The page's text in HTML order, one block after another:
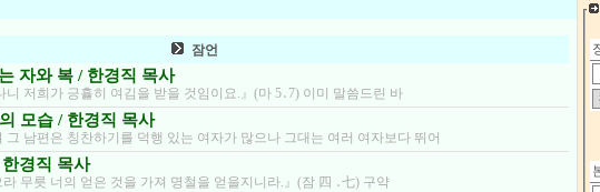
잠언
자와 복 / 한경직 목사
니 저희가 긍휼히 여김을 받을 것임이요.』(마 5․7) 이미 말씀드린 바
모습 / 한경직 목사
그 남편은 칭찬하기를 덕행 있는 여자가 많으나 그대는 여러 여자보다 뛰어
경직 목사
라 무릇 너의 얻은 것을 가져 명철을 얻을지니라.』(잠 四 ․七) 구약